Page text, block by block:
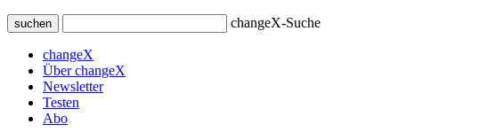
suchen changeX-Suche
changeX
Über changeX
Newsletter
Testen
Abo